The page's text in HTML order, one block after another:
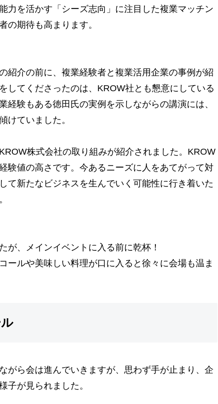
力を活かす「シーズ志向」に注目した複業マッチン
の期待も高まります。
紹介の前に、複業経験者と複業活用企業の事例が紹
してくださったのは、KROW社とも懇意にしている
験もある徳田氏の実例を示しながらの講演には、
けていました。
株式会社の取り組みが紹介されました。KROW
験値の高さです。今あるニーズに人をあてがって対
て新たなビジネスを生んでいく可能性に行き着いた
が、メインイベントに入る前に乾杯！
ールや美味しい料理が口に入ると徐々に会場も温ま
がら会は進んでいきますが、思わず手が止まり、企
子が見られました。